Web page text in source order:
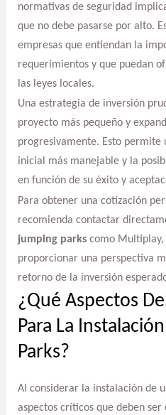
normativas de seguridad
que no debe pasarse por alto.
empresas que entiendan la
requerimientos y que puedan
las leyes locales.
Una estrategia de inversión
proyecto más pequeño y
progresivamente. Esto permite
inicial más manejable y la
en función de su éxito y
Para obtener una cotización
recomienda contactar
jumping parkscomo Multiplay,
proporcionar una perspectiva
retorno de la inversión
¿Qué Aspectos
Para La
Parks?
Al considerar la instalación de
aspectos críticos que deben